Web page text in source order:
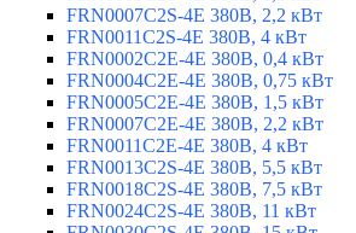
FRN0007C2S-4E 380В, 2,2 кВт
FRN0011C2S-4E 380В, 4 кВт
FRN0002C2E-4E 380В, 0,4 кВт
FRN0004C2E-4E 380В, 0,75 кВт
FRN0005C2E-4E 380В, 1,5 кВт
FRN0007C2E-4E 380В, 2,2 кВт
FRN0011C2E-4E 380В, 4 кВт
FRN0013C2S-4E 380В, 5,5 кВт
FRN0018C2S-4E 380В, 7,5 кВт
FRN0024C2S-4E 380В, 11 кВт